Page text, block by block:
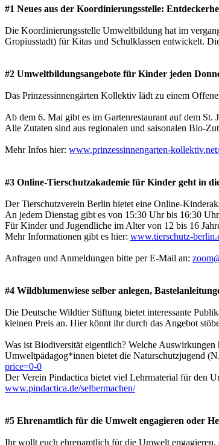
#1 Neues aus der Koordinierungsstelle:
Die Koordinierungsstelle Umweltbildung hat im
Gropiusstadt) für Kitas und Schulklassen entwickelt.
#2 Umweltbildungsangebote für Kinder jeden
Das Prinzessinnengärten Kollektiv lädt zu einem
Ab dem 6. Mai gibt es im Gartenrestaurant auf dem
Alle Zutaten sind aus regionalen und saisonalen Bio-
Mehr Infos hier: www.prinzessinnengarten-kollektiv.net/
#3 Online-Tierschutzakademie für Kinder geht in
Der Tierschutzverein Berlin bietet eine Online-
An jedem Dienstag gibt es von 15:30 Uhr bis 16:30
Für Kinder und Jugendliche im Alter von 12 bis 16
Mehr Informationen gibt es hier: www.tierschutz-
Anfragen und Anmeldungen bitte per E-Mail an:
#4 Wildblumenwiese selber anlegen,
Die Deutsche Wildtier Stiftung bietet interessante
kleinen Preis an. Hier könnt ihr durch das Angebot
Was ist Biodiversität eigentlich? Welche
Umweltpädagog*innen bietet die Naturschutzjugend
price=0-0
Der Verein Pindactica bietet viel Lehrmaterial für den
www.pindactica.de/selbermachen/
#5 Ehrenamtlich für die Umwelt engagieren oder
Ihr wollt euch ehrenamtlich für die Umwelt